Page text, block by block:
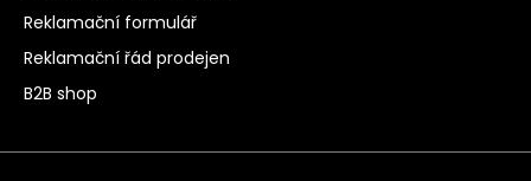
Reklamační formulář
Reklamační řád prodejen
B2B shop